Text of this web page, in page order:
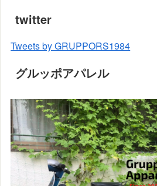
twitter
Tweets by GRUPPORS1984
グルッポアパレル